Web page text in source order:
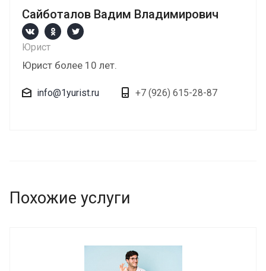
Сайботалов Вадим Владимирович
Юрист
Юрист более 10 лет.
info@1yurist.ru +7 (926) 615-28-87
Похожие услуги